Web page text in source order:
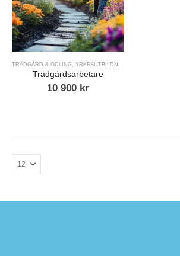
TRÄDGÅRD & ODLING YRKESUTBILDNINGAR
Trädgårdsarbetare
10 900 kr